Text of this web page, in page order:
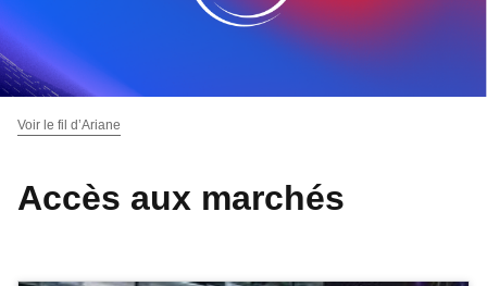
Voir le fil d’Ariane
Accès aux marchés